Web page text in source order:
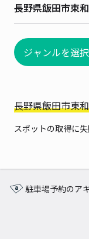
長野県飯田市東
長野県飯田市東
スポットの取得に
駐車場予約のア